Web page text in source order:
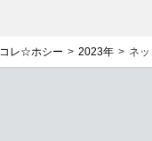
コレ☆ホシー 2023年 ネ